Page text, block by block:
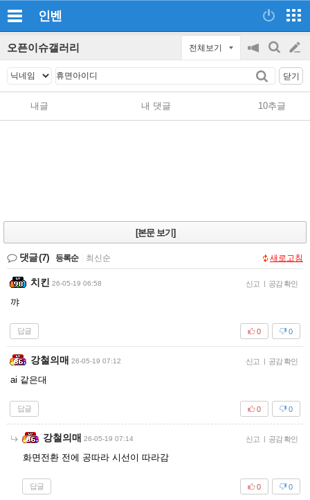
인벤
오픈이슈갤러리 전체보기
공
지
on/off
검
글
쓰
닫기
내글 내 댓글 10추글
[본문 보기]
댓글(7) 등록순 최신순 새로고침
치킨 26-05-19 06:58 신고 | 공감 확인
꺄
답글 0
0
강철의매 26-05-19 07:12 신고 | 공감 확인
ai 같은대
답글 0
0
강철의매 26-05-19 07:14 신고 | 공감 확인
화면전환 전에 공따라 시선이 따라감
답글 0
0